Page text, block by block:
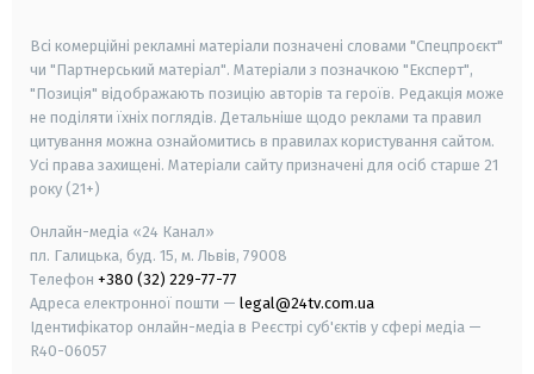
Всі комерційні рекламні матеріали позначені словами "Спецпроєкт"
чи "Партнерський матеріал". Матеріали з позначкою "Експерт",
"Позиція" відображають позицію авторів та героїв. Редакція може
не поділяти їхніх поглядів. Детальніше щодо реклами та правил
цитування можна ознайомитись в правилах користування сайтом.
Усі права захищені. Матеріали сайту призначені для осіб старше 21
року (21+)
Онлайн-медіа «24 Канал»
пл. Галицька, буд. 15, м. Львів, 79008
Телефон +380 (32) 229-77-77
Адреса електронної пошти — legal@24tv.com.ua
Ідентифікатор онлайн-медіа в Реєстрі суб'єктів у сфері медіа —
R40-06057